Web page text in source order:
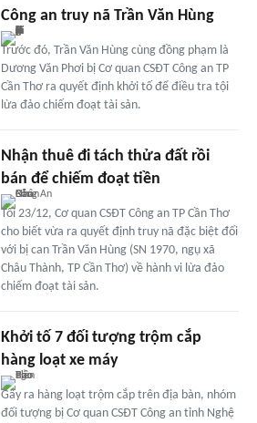
Công an truy nã Trần Văn Hùng
Trước đó, Trần Văn Hùng cùng đồng phạm là
Dương Văn Phơi bị Cơ quan CSĐT Công an TP
Cần Thơ ra quyết định khởi tố để điều tra tội
lừa đảo chiếm đoạt tài sản.
Nhận thuê đi tách thửa đất rồi
bán để chiếm đoạt tiền
Tối 23/12, Cơ quan CSĐT Công an TP Cần Thơ
cho biết vừa ra quyết định truy nã đặc biệt đối
với bị can Trần Văn Hùng (SN 1970, ngụ xã
Châu Thành, TP Cần Thơ) về hành vi lừa đảo
chiếm đoạt tài sản.
Khởi tố 7 đối tượng trộm cắp
hàng loạt xe máy
Gây ra hàng loạt trộm cắp trên địa bàn, nhóm
đối tượng bị Cơ quan CSĐT Công an tỉnh Nghệ